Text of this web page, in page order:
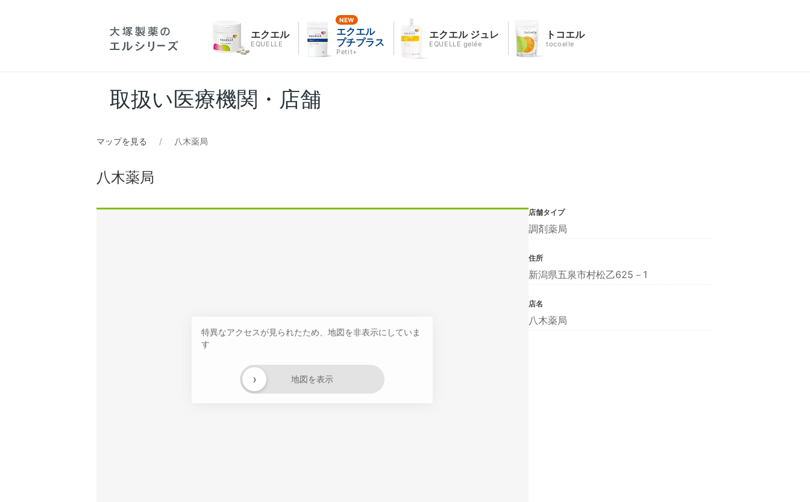
エクエル
EQUELLE
エクエル
プチプラス
Petit+
エクエル ジュレ
EQUELLE gelée
トコエル
tocoelle
取扱い医療機関・店舗
マップを見る 八木薬局
八木薬局
特異なアクセスが見られたため、地図を非表示にしていま
す
地図を表示
›
店舗タイプ
調剤薬局
住所
新潟県五泉市村松乙625－1
店名
八木薬局